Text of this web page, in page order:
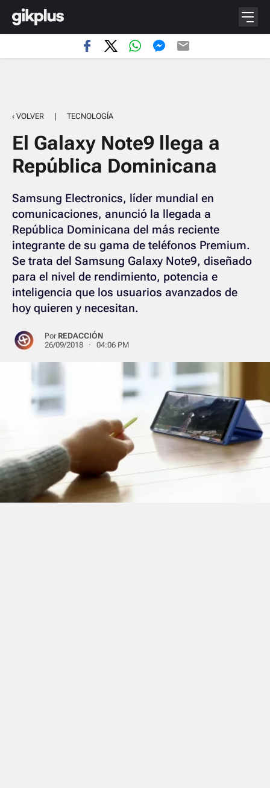
‹ VOLVER | TECNOLOGÍA
El Galaxy Note9 llega a
República Dominicana
Samsung Electronics, líder mundial en
comunicaciones, anunció la llegada a
República Dominicana del más reciente
integrante de su gama de teléfonos Premium.
Se trata del Samsung Galaxy Note9, diseñado
para el nivel de rendimiento, potencia e
inteligencia que los usuarios avanzados de
hoy quieren y necesitan.
Por REDACCIÓN
26/09/2018 · 04:06 PM